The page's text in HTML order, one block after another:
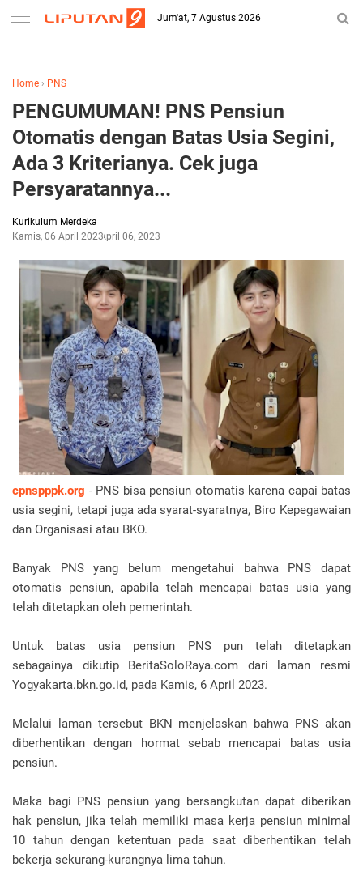
-->
Jum'at, 7 Agustus 2026
Home › PNS
PENGUMUMAN! PNS Pensiun
Otomatis dengan Batas Usia Segini,
Ada 3 Kriterianya. Cek juga
Persyaratannya...
Kurikulum Merdeka
Kamis, 06 April 2023April 06, 2023
cpnspppk.org - PNS bisa pensiun otomatis karena capai batas
usia segini, tetapi juga ada syarat-syaratnya, Biro Kepegawaian
dan Organisasi atau BKO.
Banyak PNS yang belum mengetahui bahwa PNS dapat
otomatis pensiun, apabila telah mencapai batas usia yang
telah ditetapkan oleh pemerintah.
Untuk batas usia pensiun PNS pun telah ditetapkan
sebagainya dikutip BeritaSoloRaya.com dari laman resmi
Yogyakarta.bkn.go.id, pada Kamis, 6 April 2023.
Melalui laman tersebut BKN menjelaskan bahwa PNS akan
diberhentikan dengan hormat sebab mencapai batas usia
pensiun.
Maka bagi PNS pensiun yang bersangkutan dapat diberikan
hak pensiun, jika telah memiliki masa kerja pensiun minimal
10 tahun dengan ketentuan pada saat diberhentikan telah
bekerja sekurang-kurangnya lima tahun.